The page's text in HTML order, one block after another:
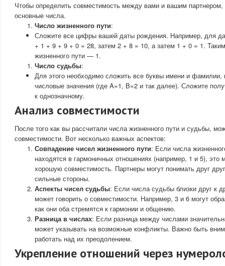
Чтобы определить совместимость между вами и вашим партнером,
основные числа.
Число жизненного пути:
Сложите все цифры вашей даты рождения. Например, для
+ 1 + 9 + 9 + 0 = 28, затем 2 + 8 = 10, а затем 1 + 0 = 1.
жизненного пути — 1.
Число судьбы:
Для этого необходимо сложить все буквы имени и фамилии,
числовые значения (где A=1, B=2 и так далее). Сложите
к однозначному.
Анализ совместимости
После того как вы рассчитали числа жизненного пути и судьбы,
совместимости. Вот несколько важных аспектов:
Совпадение чисел жизненного пути: Если числа
находятся в гармоничных отношениях (например, 1 и 5), это
хорошую совместимость. Партнеры могут понимать друг
сильные стороны.
Аспекты чисел судьбы: Если числа судьбы близки друг к
может говорить о совместимости. Например, 3 и 6 могут
как они оба стремятся к гармонии и общению.
Разница в числах: Если разница между числами
может указывать на возможные конфликты. Важно быть
работать над их преодолением.
Укрепление отношений через